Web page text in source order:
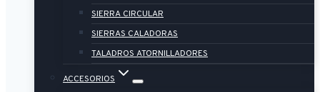
SIERRA CIRCULAR
SIERRAS CALADORAS
TALADROS ATORNILLADORES
ACCESORIOS